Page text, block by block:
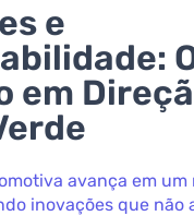
e
em
avança em um
inovações que não